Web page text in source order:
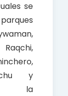
se
y
la